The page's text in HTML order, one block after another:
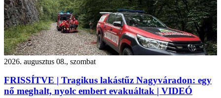
2026. augusztus 08., szombat
FRISSÍTVE | Tragikus lakástűz Nagyváradon: egy
nő meghalt, nyolc embert evakuáltak | VIDEÓ